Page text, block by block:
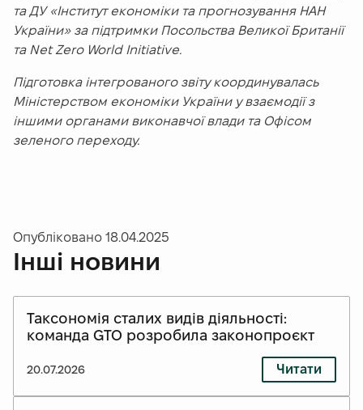
та ДУ «Інститут економіки та прогнозування НАН
України» за підтримки Посольства Великої Британії
та Net Zero World Initiative.
Підготовка інтегрованого звіту координувалась
Міністерством економіки України у взаємодії з
іншими органами виконавчої влади та Офісом
зеленого переходу.
Опубліковано 18.04.2025
Інші новини
Таксономія сталих видів діяльності:
команда GTO розробила законопроєкт
20.07.2026 Читати